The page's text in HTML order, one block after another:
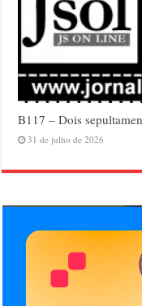
B117 – Dois
31 de julho de 2026